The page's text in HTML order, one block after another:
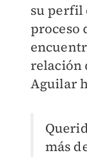
su perfil
proceso
relación
Aguilar
más